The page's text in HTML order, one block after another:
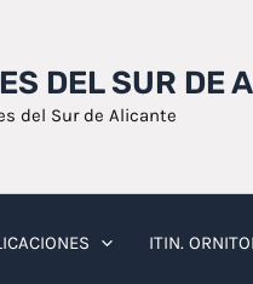
DEL SUR DE
del Sur de Alicante
ITIN.